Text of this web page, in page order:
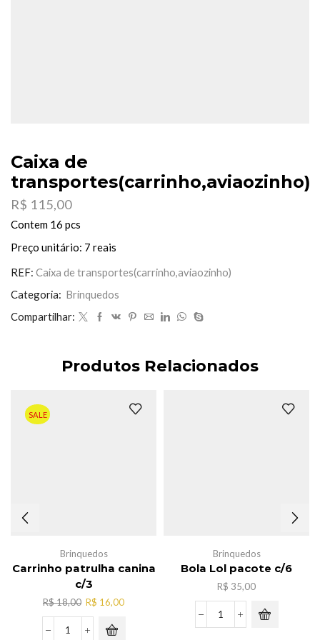
Caixa de
transportes(carrinho,aviaozinho)
R$ 115,00
Contem 16 pcs
Preço unitário: 7 reais
REF: Caixa de transportes(carrinho,aviaozinho)
Categoria: Brinquedos
Compartilhar:
Produtos Relacionados
SALE
Brinquedos
Carrinho patrulha canina
c/3
R$18,00 O
preço
original
R$ 16,00O
Carrinho
Brinquedos
Bola Lol pacote c/6
R$ 35,00
Bola